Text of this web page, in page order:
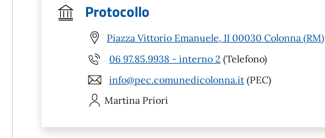
Protocollo
Piazza Vittorio Emanuele, II 00030 Colonna (RM)
06 97.85.9938 - interno 2 (Telefono)
info@pec.comunedicolonna.it (PEC)
Martina Priori